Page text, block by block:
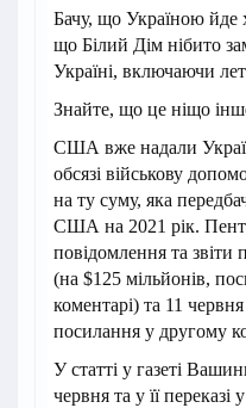
Бачу, що Україною йде
що Білий Дім нібито
Україні, включаючи
Знайте, що це ніщо
США вже надали
обсязі військову
на ту суму, яка
США на 2021 рік.
повідомлення та
(на $125 мільйонів,
коментарі) та 11
посилання у другому
У статті у газеті
червня та у її